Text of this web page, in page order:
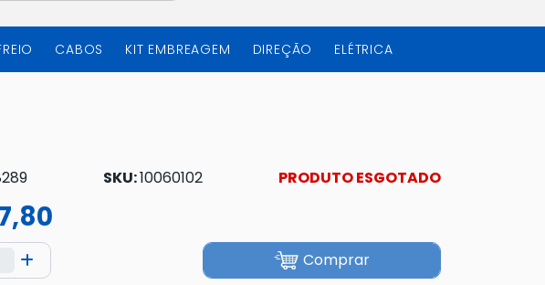
CABOS KIT EMBREAGEM DIREÇÃO ELÉTRICA
SKU:10060102 PRODUTO ESGOTADO
Comprar